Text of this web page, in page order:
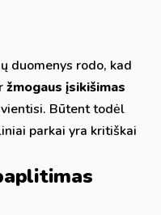
duomenys rodo, kad
žmogaus įsikišimas
Būtent todėl
parkai yra kritiškai